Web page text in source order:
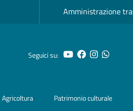
Amministrazione
Seguici su: YouTube
Facebook
Instagram
Agricoltura Patrimonio culturale